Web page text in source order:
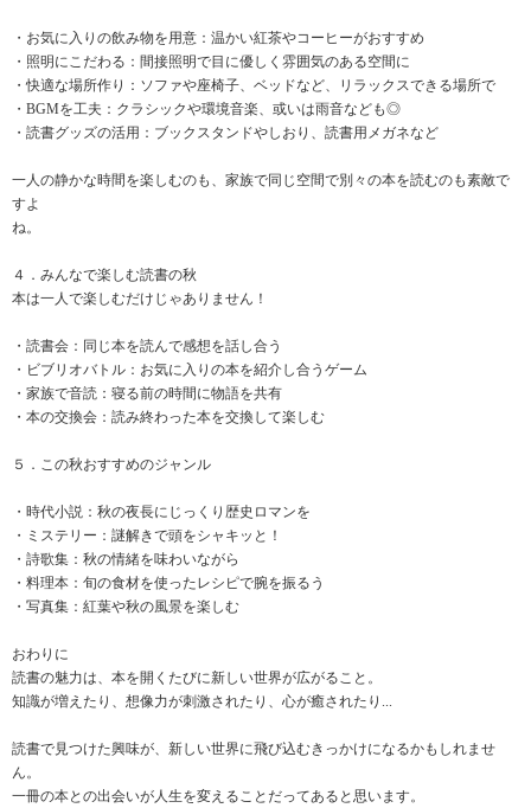
・お気に入りの飲み物を用意：温かい紅茶やコーヒーがおすすめ
・照明にこだわる：間接照明で目に優しく雰囲気のある空間に
・快適な場所作り：ソファや座椅子、ベッドなど、リラックスできる場所で
・BGMを工夫：クラシックや環境音楽、或いは雨音なども◎
・読書グッズの活用：ブックスタンドやしおり、読書用メガネなど
一人の静かな時間を楽しむのも、家族で同じ空間で別々の本を読むのも素敵で
すよ
ね。
４．みんなで楽しむ読書の秋
本は一人で楽しむだけじゃありません！
・読書会：同じ本を読んで感想を話し合う
・ビブリオバトル：お気に入りの本を紹介し合うゲーム
・家族で音読：寝る前の時間に物語を共有
・本の交換会：読み終わった本を交換して楽しむ
５．この秋おすすめのジャンル
・時代小説：秋の夜長にじっくり歴史ロマンを
・ミステリー：謎解きで頭をシャキッと！
・詩歌集：秋の情緒を味わいながら
・料理本：旬の食材を使ったレシピで腕を振るう
・写真集：紅葉や秋の風景を楽しむ
おわりに
読書の魅力は、本を開くたびに新しい世界が広がること。
知識が増えたり、想像力が刺激されたり、心が癒されたり...
読書で見つけた興味が、新しい世界に飛び込むきっかけになるかもしれませ
ん。
一冊の本との出会いが人生を変えることだってあると思います。